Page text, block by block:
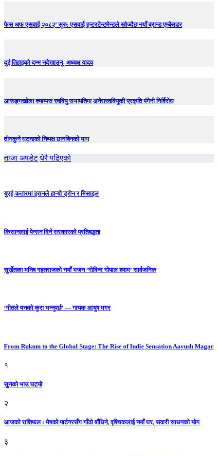
फेस अफ एसवाई २०८२’ सुरु: एसवाई इन्टरटेन्टमेन्टले खोज्दैछ नयाँ ब्रान्ड एम्बेसडर
दुई तिहाइको दम्भ नदेखाउनू- अध्यक्ष यादव
आरूङ्गखोला क्याम्पस स्ववियु सभापतिमा अनेरास्ववियूकी प्रकृति पंगेनी निर्विरोध
तीनकुने घटनाकाे निष्पक्ष छानबिनकाे माग
ताजा अपडेट धेरै पढिएको
युएई-कतारमा इरानले हान्यो ड्रोन र मिसाइल
किसानलाई पेन्सन दिने सरकारको प्रतिबद्धता
सुर्खेतका मनिष गहतराजको नयाँ भजन ‘गोविन्द गोपाल श्याम’ सार्वजनिक
‘गीतले मनको कुरा भन्नुपर्छ’ — गायक आयुष मगर
From Rukum to the Global Stage: The Rise of Indie Sensation Aayush Magar
१
सुनको भाउ घट्याे
२
आजको राशिफल : मेषको पार्टनरसँग गाँठो बाँधिने, वृश्चिकलाई नयाँ घर, सवारी साधनकाे याेग
३